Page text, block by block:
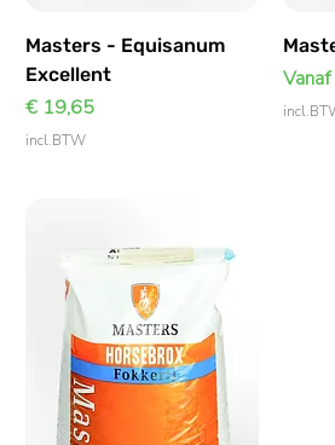
Masters - Equisanum
Excellent
Prijs
€ 19,65
incl.BTW
Vanaf